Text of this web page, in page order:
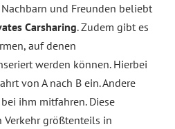
und Freunden beliebt
Carsharing. Zudem gibt es
auf denen
werden können. Hierbei
von A nach B ein. Andere
ihm mitfahren. Diese
größtenteils in